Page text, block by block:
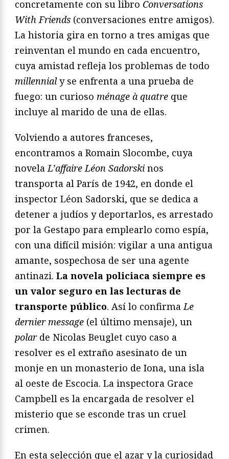
concretamente con su libro Conversations
With Friends (conversaciones entre amigos).
La historia gira en torno a tres amigas que
reinventan el mundo en cada encuentro,
cuya amistad refleja los problemas de todo
millennialy se enfrenta a una prueba de
fuego: un curioso ménage à quatre que
incluye al marido de una de ellas.
Volviendo a autores franceses,
encontramos a Romain Slocombe, cuya
novelaL’affaire Léon Sadorski nos
transporta al París de 1942, en donde el
inspector Léon Sadorski, que se dedica a
detener a judíos y deportarlos, es arrestado
por la Gestapo para emplearlo como espía,
con una difícil misión: vigilar a una antigua
amante, sospechosa de ser una agente
antinazi. La novela policiaca siempre es
un valor seguro en las lecturas de
transporte público. Así lo confirmaLe
dernier message (el último mensaje), un
polarde Nicolas Beuglet cuyo caso a
resolver es el extraño asesinato de un
monje en un monasterio de Iona, una isla
al oeste de Escocia. La inspectora Grace
Campbell es la encargada de resolver el
misterio que se esconde tras un cruel
crimen.
En esta selección que el azar y la curiosidad